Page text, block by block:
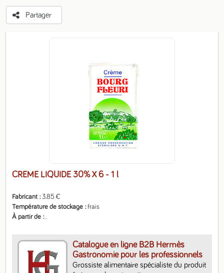
CREME LIQUIDE 30% X 6 - 1 l
Fabricant
3.85 €
Température de stockage
frais
À partir de
.
Catalogue en ligne B2B Hermès
Gastronomie pour les professionnels
Grossiste alimentaire spécialiste du produit
Partager